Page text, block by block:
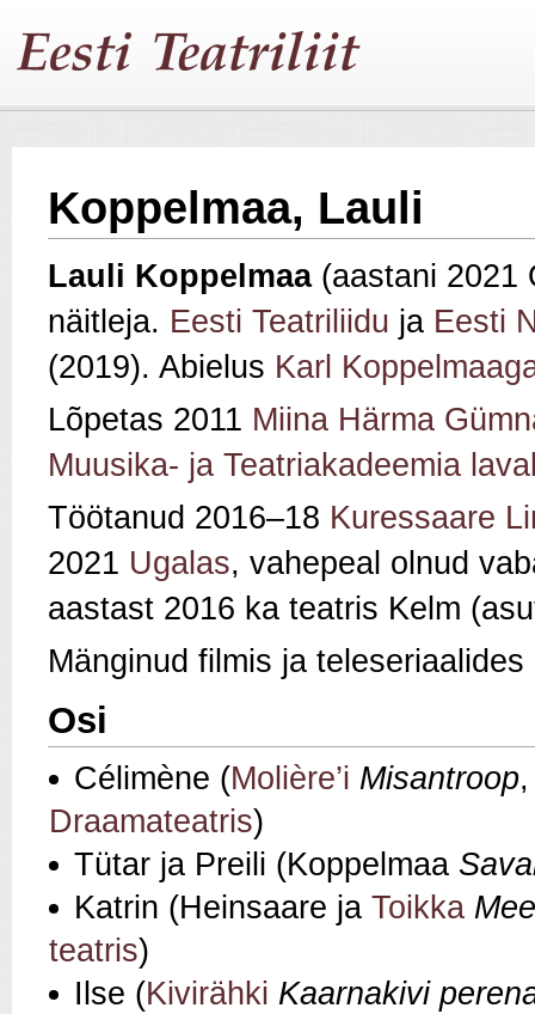
Koppelmaa, Lauli
Lauli Koppelmaa(aastani 2021
näitleja. Eesti Teatriliidu ja Eesti
(2019). Abielus Karl
Lõpetas 2011 Miina Härma
Muusika- ja Teatriakadeemia
Töötanud 2016–18 Kuressaare
2021 Ugalas, vahepeal olnud
aastast 2016 ka teatris Kelm
Mänginud filmis ja teleseriaalides
Osi
Célimène (Molière’i Misantroop
Draamateatris)
Tütar ja Preili (Koppelmaa
Katrin (Heinsaare ja Toikka
teatris)
Ilse (Kivirähki Kaarnakivi